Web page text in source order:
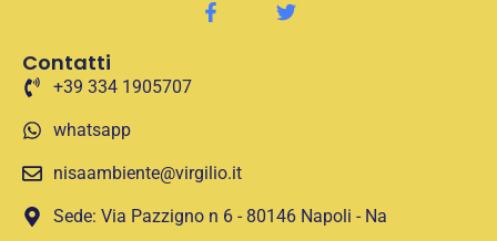
Contatti
+39 334 1905707
whatsapp
nisaambiente@virgilio.it
Sede: Via Pazzigno n 6 - 80146 Napoli - Na